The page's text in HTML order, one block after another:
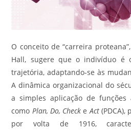
O conceito de “carreira
Hall, sugere que o indivíduo é
trajetória, adaptando-se às
A dinâmica organizacional do
a simples aplicação de funções
como Plan, Do, Checke Act(PDCA),
por volta de 1916,